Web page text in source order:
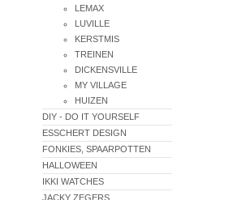
LEMAX
LUVILLE
KERSTMIS
TREINEN
DICKENSVILLE
MY VILLAGE
HUIZEN
DIY - DO IT YOURSELF
ESSCHERT DESIGN
FONKIES, SPAARPOTTEN
HALLOWEEN
IKKI WATCHES
JACKY ZEGERS